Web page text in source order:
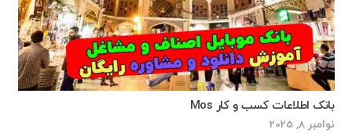
بانک اطلاعات کسب و کار Mos
نوامبر 8, 2025